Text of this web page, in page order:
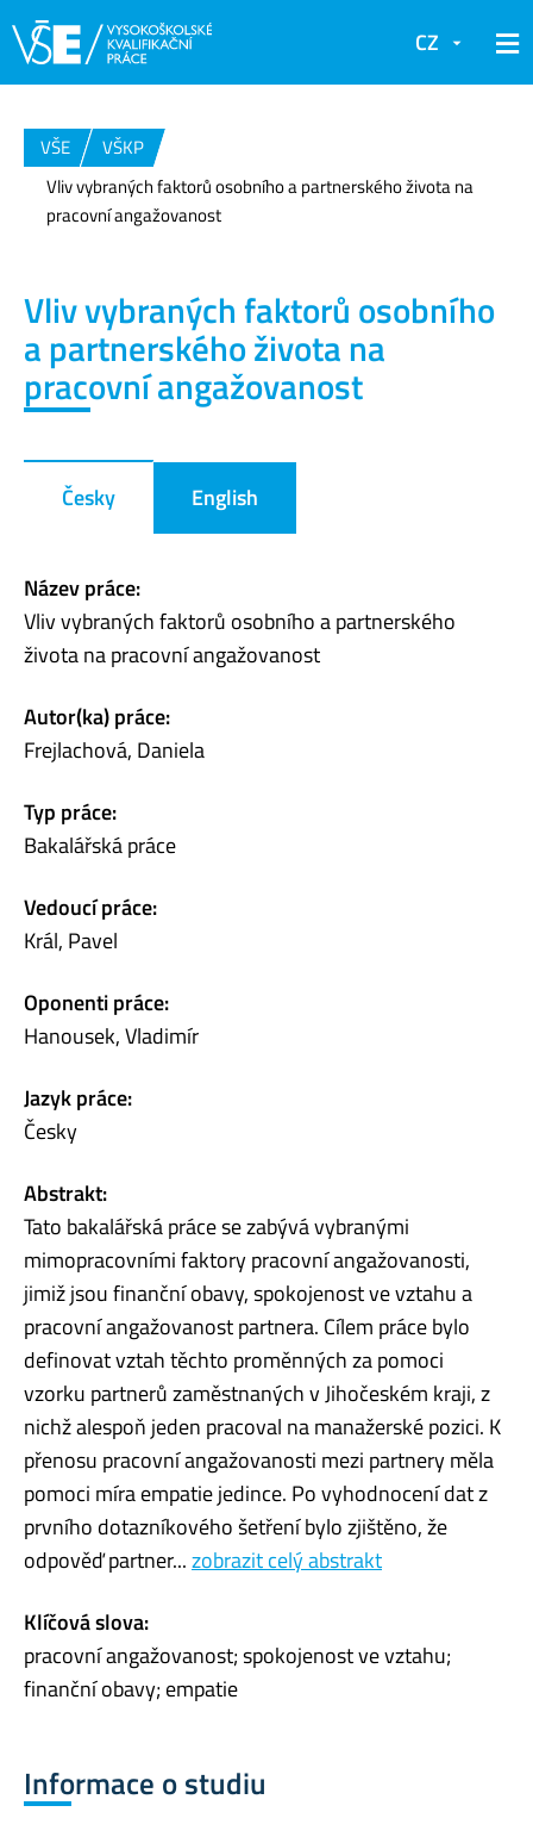
CZ
VŠE
VŠKP
Vliv vybraných faktorů osobního a partnerského života na
pracovní angažovanost
Vliv vybraných faktorů osobního
a partnerského života na
pracovní angažovanost
Česky English
Název práce:
Vliv vybraných faktorů osobního a partnerského
života na pracovní angažovanost
Autor(ka) práce:
Frejlachová, Daniela
Typ práce:
Bakalářská práce
Vedoucí práce:
Král, Pavel
Oponenti práce:
Hanousek, Vladimír
Jazyk práce:
Česky
Abstrakt:
Tato bakalářská práce se zabývá vybranými
mimopracovními faktory pracovní angažovanosti,
jimiž jsou finanční obavy, spokojenost ve vztahu a
pracovní angažovanost partnera. Cílem práce bylo
definovat vztah těchto proměnných za pomoci
vzorku partnerů zaměstnaných v Jihočeském kraji, z
nichž alespoň jeden pracoval na manažerské pozici. K
přenosu pracovní angažovanosti mezi partnery měla
pomoci míra empatie jedince. Po vyhodnocení dat z
prvního dotazníkového šetření bylo zjištěno, že
odpověď partner...zobrazit celý abstrakt
Klíčová slova:
pracovní angažovanost; spokojenost ve vztahu;
finanční obavy; empatie
Informace o studiu